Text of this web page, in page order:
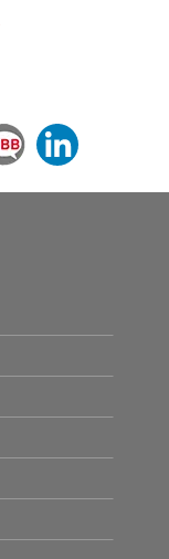
ÖBB Corporate Blog
LinkedIn